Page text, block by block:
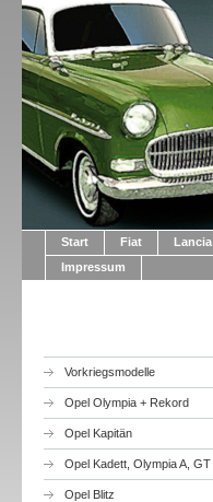
Start Fiat Lancia
Impressum
Vorkriegsmodelle
Opel Olympia + Rekord
Opel Kapitän
Opel Kadett, Olympia A, GT
Opel Blitz